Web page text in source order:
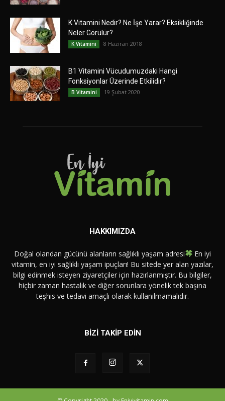
K Vitamini Nedir? Ne İşe Yarar? Eksikliğinde
Neler Görülür?
K Vitamini 8 Haziran 2018
B1 Vitamini Vücudumuzdaki Hangi
Fonksiyonlar Üzerinde Etkilidir?
B Vitamini 19 Şubat 2020
HAKKIMIZDA
Doğal olandan gücünü alanların sağlıklı yaşam adresi
En iyi
vitamin, en iyi sağlıklı yaşam ipuçları! Bu sitede yer alan yazılar,
bilgi edinmek isteyen ziyaretçiler için hazırlanmıştır. Bu bilgiler,
hiçbir zaman hastalık ve diğer sorunlara yönelik tek başına
teşhis ve tedavi amaçlı olarak kullanılmamalıdır.
BİZİ TAKİP EDİN